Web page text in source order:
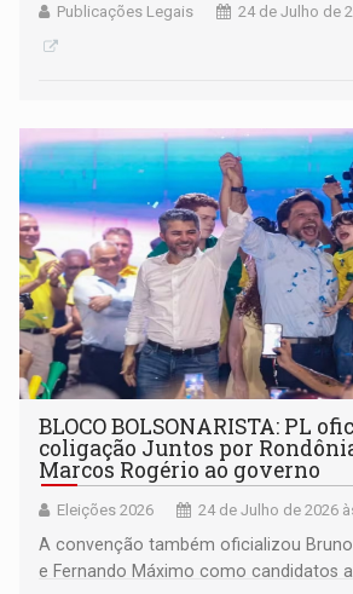
Publicações Legais 24 de Julho de
BLOCO BOLSONARISTA: PL
coligação Juntos por
Marcos Rogério ao governo
Eleições 2026 24 de Julho de 2026
A convenção também oficializou
e Fernando Máximo como candidatos